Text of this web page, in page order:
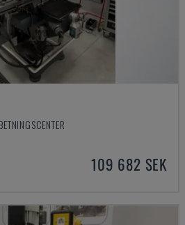
109 682 SEK